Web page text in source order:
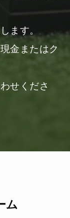
ます。
金またはク
せくださ
ム